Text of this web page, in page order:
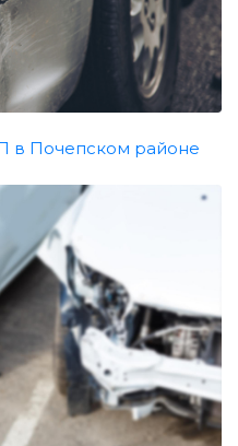
в Почепском районе